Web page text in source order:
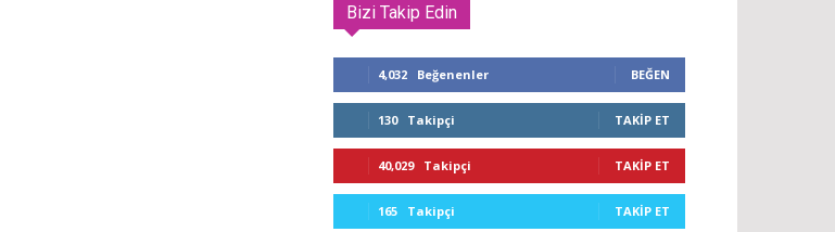
Bizi Takip Edin
4,032 Beğenenler BEĞEN
130 Takipçi TAKIP ET
40,029 Takipçi TAKIP ET
165 Takipçi TAKIP ET